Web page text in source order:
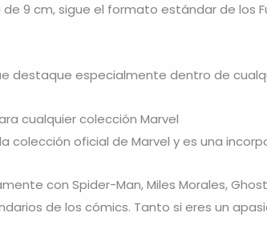
9 cm, sigue el formato estándar de los
destaque especialmente dentro de
cualquier colección Marvel
colección oficial de Marvel y es una
con Spider-Man, Miles Morales,
de los cómics. Tanto si eres un